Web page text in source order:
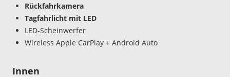
Rückfahrkamera
Tagfahrlicht mit LED
LED-Scheinwerfer
Wireless Apple CarPlay + Android Auto
Innen